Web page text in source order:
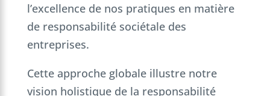
l’excellence de nos pratiques en matière
de responsabilité sociétale des
entreprises.
Cette approche globale illustre notre
vision holistique de la responsabilité